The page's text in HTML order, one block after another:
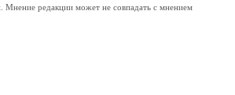
Мнение редакции может не совпадать с мнением